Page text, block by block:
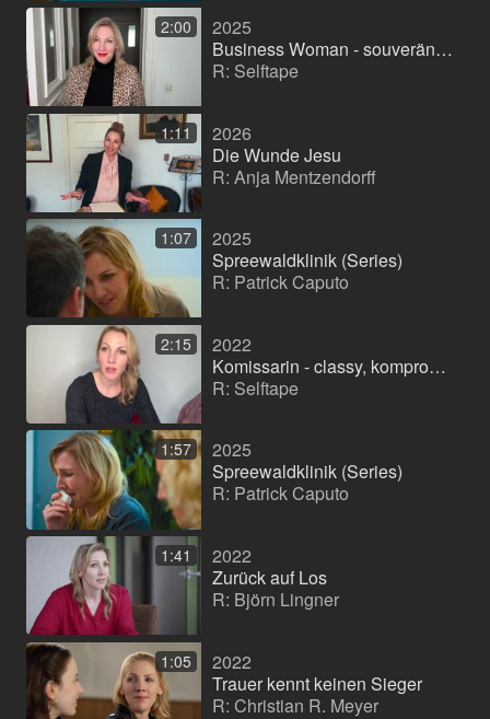
2:00
2025
Business Woman - souverän, nonchalant
R: Selftape
1:11
2026
Die Wunde Jesu
R: Anja Mentzendorff
1:07
2025
Spreewaldklinik (Series)
R: Patrick Caputo
2:15
2022
Komissarin - classy, kompromisslos, selbstbewusst
R: Selftape
1:57
2025
Spreewaldklinik (Series)
R: Patrick Caputo
1:41
2022
Zurück auf Los
R: Björn Lingner
1:05
2022
Trauer kennt keinen Sieger
R: Christian R. Meyer